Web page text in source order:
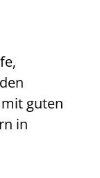
guten
in